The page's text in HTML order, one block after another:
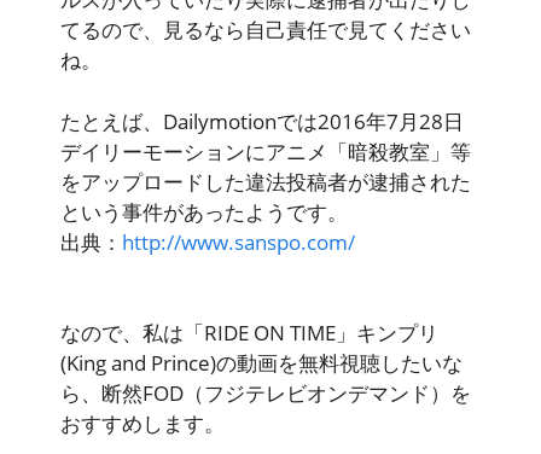
てるので、見るなら自己責任で見てください
ね。
たとえば、Dailymotionでは2016年7月28日
デイリーモーションにアニメ「暗殺教室」等
をアップロードした違法投稿者が逮捕された
という事件があったようです。
出典： http://www.sanspo.com/
なので、私は「RIDE ON TIME」キンプリ
(King and Prince)の動画を無料視聴したいな
ら、断然FOD（フジテレビオンデマンド）を
おすすめします。